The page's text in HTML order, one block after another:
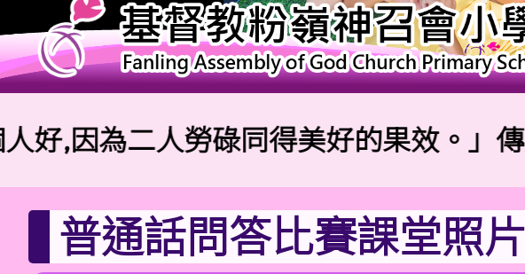
,因為二人勞碌同得美好的果效。」傳
普通話問答比賽課堂照片